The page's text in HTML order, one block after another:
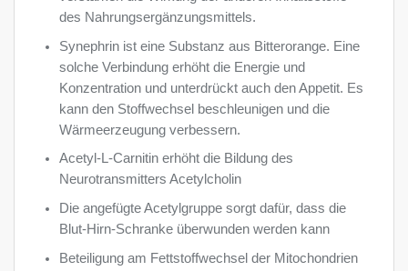
des Nahrungsergänzungsmittels.
Synephrin ist eine Substanz aus Bitterorange. Eine
solche Verbindung erhöht die Energie und
Konzentration und unterdrückt auch den Appetit. Es
kann den Stoffwechsel beschleunigen und die
Wärmeerzeugung verbessern.
Acetyl-L-Carnitin erhöht die Bildung des
Neurotransmitters Acetylcholin
Die angefügte Acetylgruppe sorgt dafür, dass die
Blut-Hirn-Schranke überwunden werden kann
Beteiligung am Fettstoffwechsel der Mitochondrien